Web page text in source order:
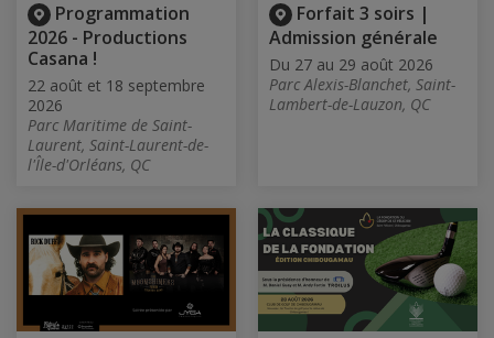
Programmation
2026 - Productions
Casana !
22 août et 18 septembre
2026
Parc Maritime de Saint-
Laurent, Saint-Laurent-de-
l'Île-d'Orléans, QC
Forfait 3 soirs |
Admission générale
Du 27 au 29 août 2026
Parc Alexis-Blanchet, Saint-
Lambert-de-Lauzon, QC